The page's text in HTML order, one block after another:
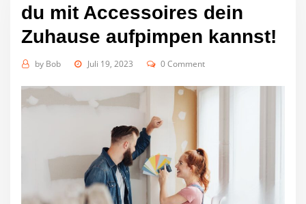
du mit Accessoires dein
Zuhause aufpimpen kannst!
by Bob Juli 19, 2023 0 Comment